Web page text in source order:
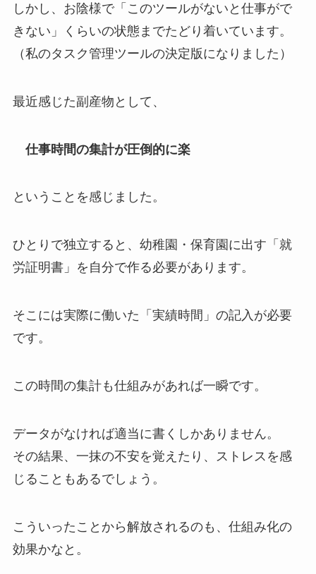
しかし、お陰様で「このツールがないと仕事がで
きない」くらいの状態までたどり着いています。
（私のタスク管理ツールの決定版になりました）
最近感じた副産物として、
仕事時間の集計が圧倒的に楽
ということを感じました。
ひとりで独立すると、幼稚園・保育園に出す「就
労証明書」を自分で作る必要があります。
そこには実際に働いた「実績時間」の記入が必要
です。
この時間の集計も仕組みがあれば一瞬です。
データがなければ適当に書くしかありません。
その結果、一抹の不安を覚えたり、ストレスを感
じることもあるでしょう。
こういったことから解放されるのも、仕組み化の
効果かなと。